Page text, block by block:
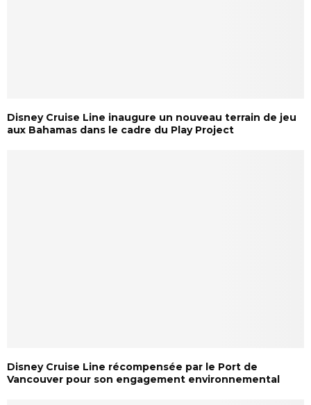
Disney Cruise Line inaugure un nouveau terrain de jeu
aux Bahamas dans le cadre du Play Project
Disney Cruise Line récompensée par le Port de
Vancouver pour son engagement environnemental